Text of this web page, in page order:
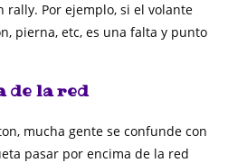
rally. Por ejemplo, si el volante
pierna, etc, es una falta y punto
de la red
mucha gente se confunde con
pasar por encima de la red